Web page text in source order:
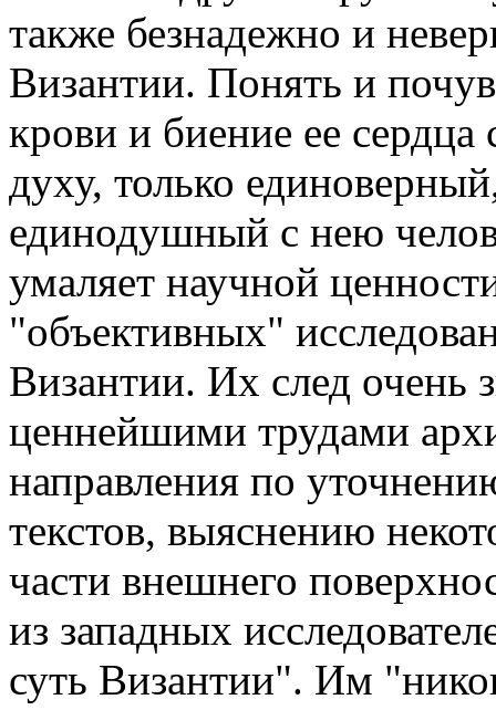
также безнадежно и
Византии. Понять и
крови и биение ее сердца
духу, только
единодушный с нею
умаляет научной
"объективных"
Византии. Их след очень
ценнейшими трудами
направления по
текстов, выяснению
части внешнего
из западных
суть Византии". Им